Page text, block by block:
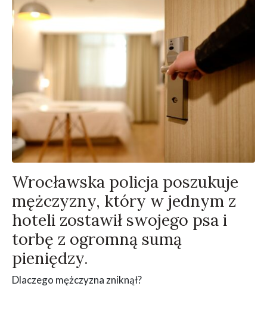
Wrocławska policja poszukuje
mężczyzny, który w jednym z
hoteli zostawił swojego psa i
torbę z ogromną sumą
pieniędzy.
Dlaczego mężczyzna zniknął?